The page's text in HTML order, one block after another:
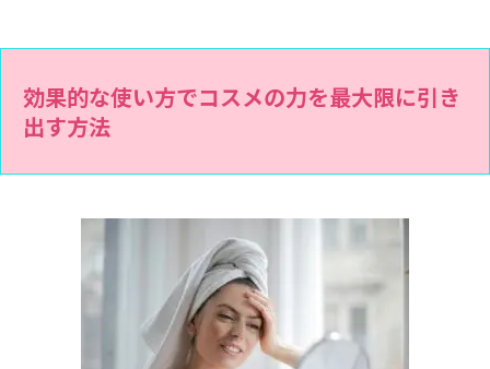
効果的な使い方でコスメの力を最大限に引き
出す方法